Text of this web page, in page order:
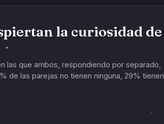
la curiosidad
las que ambos, respondiendo por separado,
de las parejas no tienen ninguna, 29% tienen